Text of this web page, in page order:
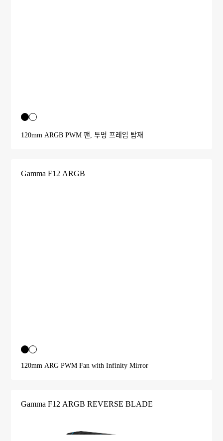
120mm ARGB PWM 팬, 투명 프레임 탑재
Gamma F12 ARGB
120mm ARG PWM Fan with Infinity Mirror
Gamma F12 ARGB REVERSE BLADE